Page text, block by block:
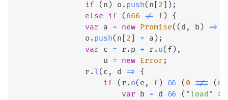
if ( n ) o . push( n [2] ) ;
else if ( 666 != f) {
var a = new Promise( ( d , b ) =>
                o
. push( n [2] = a ) ;
var c = r . p + r . u( f) ,
                    u
= new Error ;
                r
. l( c , d =>
{
if ( r . o( e , f) && ( 0 !== ( n
var b = d && ( "load"